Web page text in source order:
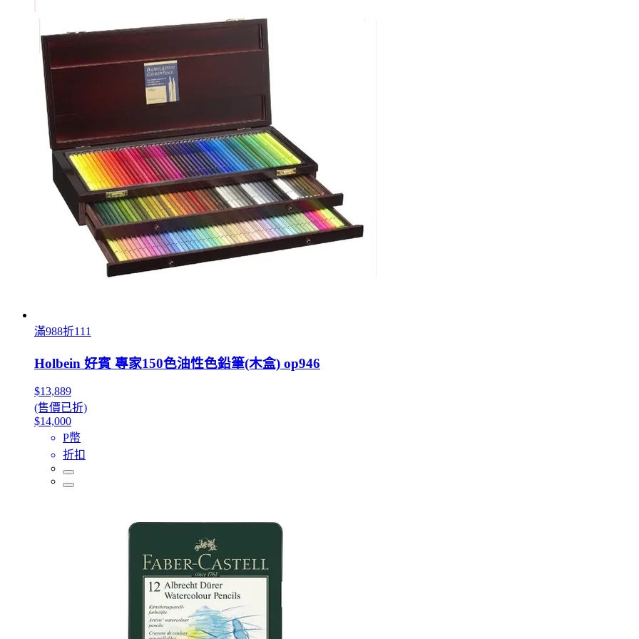
滿988折111
Holbein 好賓 專家150色油性色鉛筆(木盒) op946
$13,889
(售價已折)
$14,000
P幣
折扣